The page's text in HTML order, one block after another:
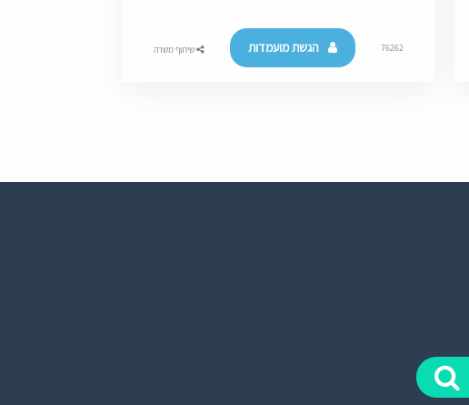
76262 הגשת מועמדות שיתוף משרה